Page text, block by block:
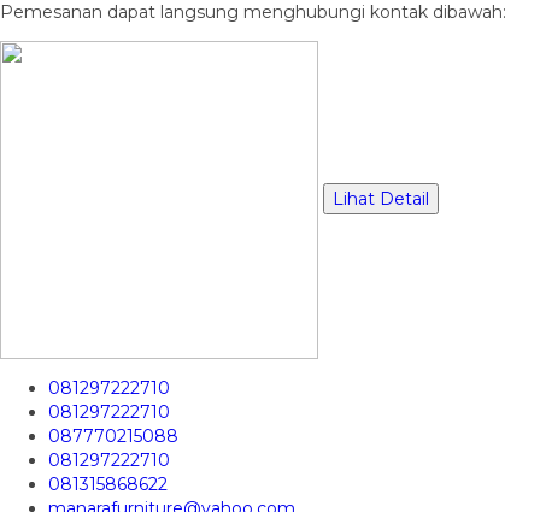
Pemesanan dapat langsung menghubungi kontak dibawah:
Lihat Detail
081297222710
081297222710
087770215088
081297222710
081315868622